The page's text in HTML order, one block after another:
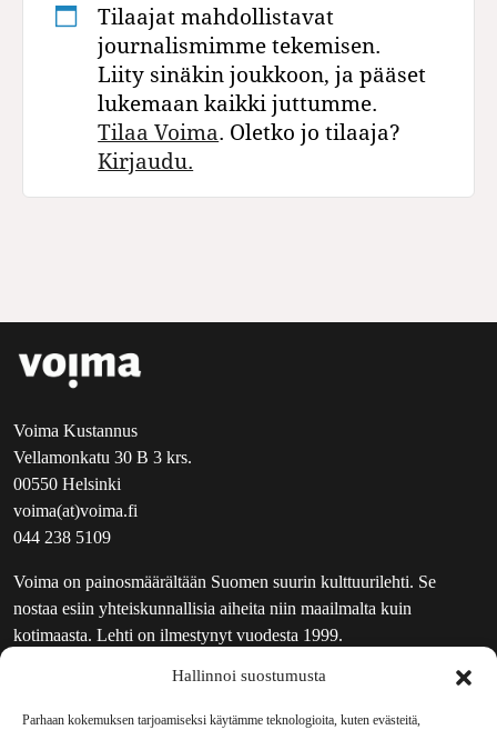
Hallinnoi suostumusta
Parhaan kokemuksen tarjoamiseksi käytämme teknologioita, kuten evästeitä,
Tilaajat mahdollistavat
journalismimme tekemisen.
Liity sinäkin joukkoon, ja pääset
lukemaan kaikki juttumme.
Tilaa Voima. Oletko jo tilaaja?
Kirjaudu.
Voima Kustannus
Vellamonkatu 30 B 3 krs.
00550 Helsinki
voima(at)voima.fi
044 238 5109
Voima on painosmäärältään Suomen suurin kulttuurilehti. Se
nostaa esiin yhteiskunnallisia aiheita niin maailmalta kuin
kotimaasta. Lehti on ilmestynyt vuodesta 1999.
UUTISKIRJE